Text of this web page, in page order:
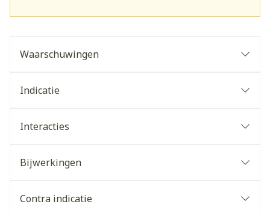
Waarschuwingen
Indicatie
Interacties
Bijwerkingen
Contra indicatie